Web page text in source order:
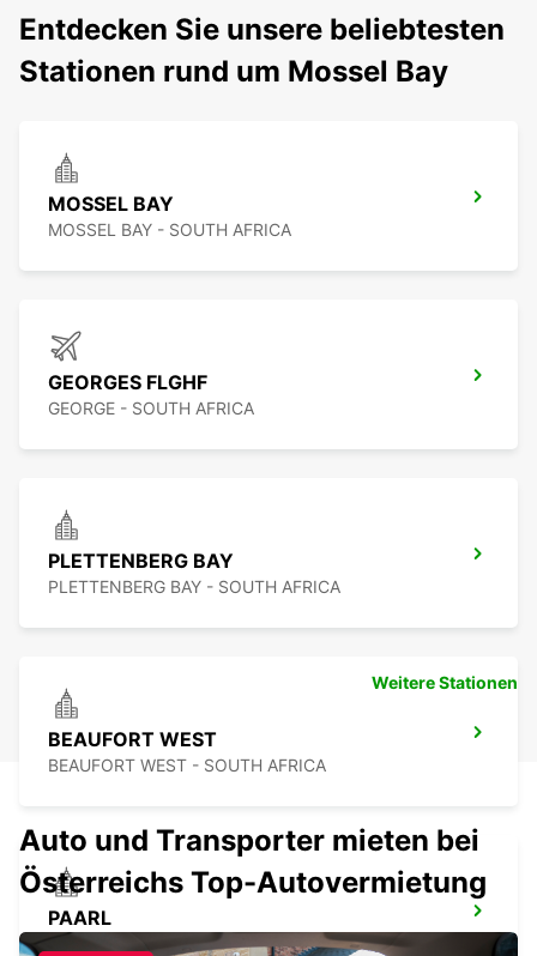
Entdecken Sie unsere beliebtesten
Stationen rund um Mossel Bay
MOSSEL BAY
MOSSEL BAY - SOUTH AFRICA
GEORGES FLGHF
GEORGE - SOUTH AFRICA
PLETTENBERG BAY
PLETTENBERG BAY - SOUTH AFRICA
BEAUFORT WEST
BEAUFORT WEST - SOUTH AFRICA
PAARL
PAARL - SOUTH AFRICA
Weitere Stationen
Auto und Transporter mieten bei
Österreichs Top-Autovermietung